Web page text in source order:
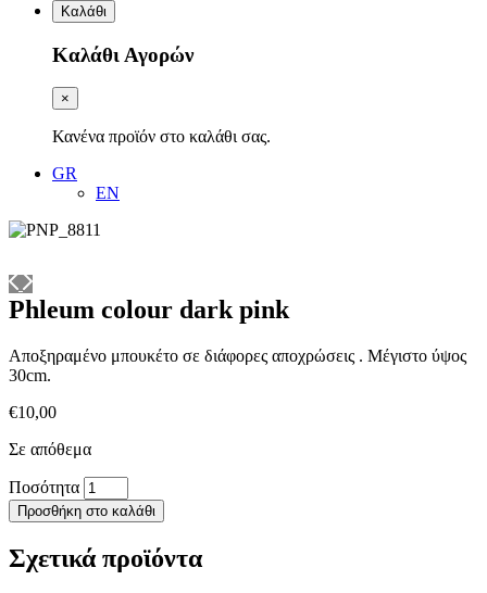
Καλάθι
Καλάθι Αγορών
×
Κανένα προϊόν στο καλάθι σας.
GR
EN
Phleum colour dark pink
Αποξηραμένο μπουκέτο σε διάφορες αποχρώσεις . Μέγιστο ύψος
30cm.
€10,00
Σε απόθεμα
Ποσότητα Phleum
colour
dark
pink
ποσότητα
Προσθήκη στο καλάθι
Σχετικά προϊόντα